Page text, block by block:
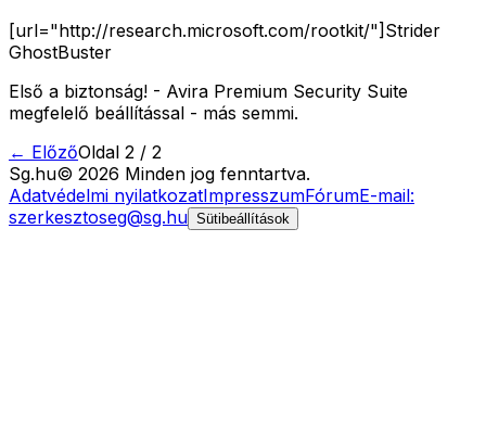
[url="http://research.microsoft.com/rootkit/"]Strider
GhostBuster
Első a biztonság! - Avira Premium Security Suite
megfelelő beállítással - más semmi.
← ElőzőOldal 2 / 2
Sg.hu© 2026 Minden jog fenntartva.
Adatvédelmi nyilatkozatImpresszumFórumE-mail:
szerkesztoseg@sg.hu Sütibeállítások